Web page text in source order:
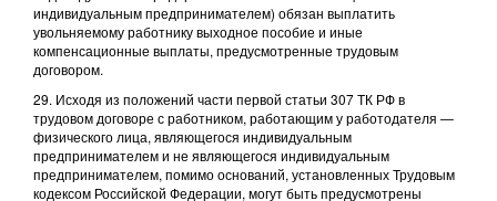
индивидуальным предпринимателем) обязан выплатить
увольняемому работнику выходное пособие и иные
компенсационные выплаты, предусмотренные трудовым
договором.
29. Исходя из положений части первой статьи 307 ТК РФ в
трудовом договоре с работником, работающим у работодателя —
физического лица, являющегося индивидуальным
предпринимателем и не являющегося индивидуальным
предпринимателем, помимо оснований, установленных Трудовым
кодексом Российской Федерации, могут быть предусмотрены